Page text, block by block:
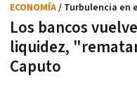
Los bancos
liquidez,
Caputo
ECONOMÍA/ Turbulencia en